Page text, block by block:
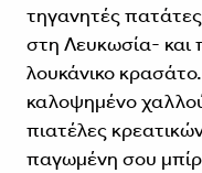
τηγανητές
στη Λευκωσία- και
λουκάνικο
καλοψημένο
πιατέλες
παγωμένη σου